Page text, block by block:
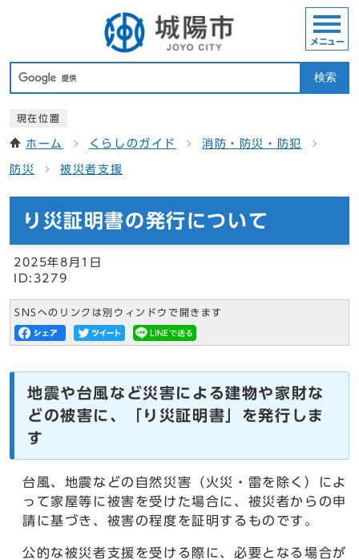
検索
メニュー
現在位置
ホーム くらしのガイド 消防・防災・防犯
防災 被災者支援
り災証明書の発行について
2025年8月1日
ID:3279
SNSへのリンクは別ウィンドウで開きます
地震や台風など災害による建物や家財な
どの被害に、「り災証明書」を発行しま
す
台風、地震などの自然災害（火災・雷を除く）によ
って家屋等に被害を受けた場合に、被災者からの申
請に基づき、被害の程度を証明するものです。
公的な被災者支援を受ける際に、必要となる場合が